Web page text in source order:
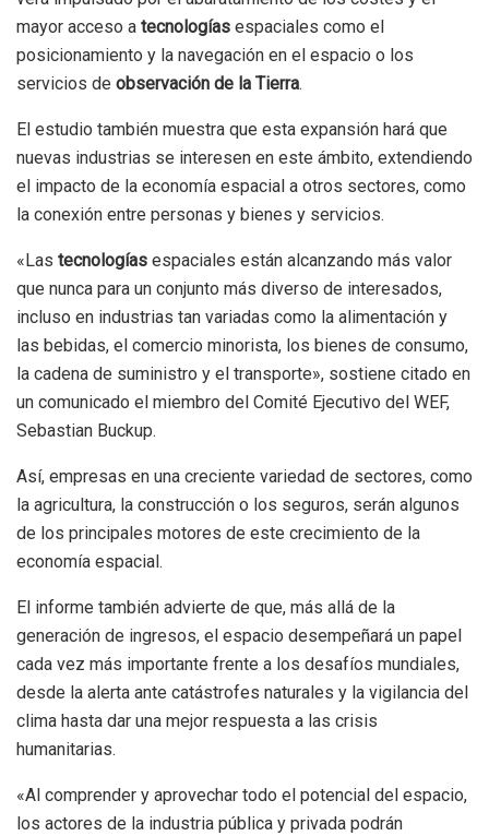
mayor acceso a tecnologías espaciales como el
posicionamiento y la navegación en el espacio o los
servicios de observación de la Tierra.
El estudio también muestra que esta expansión hará que
nuevas industrias se interesen en este ámbito, extendiendo
el impacto de la economía espacial a otros sectores, como
la conexión entre personas y bienes y servicios.
«Las tecnologías espaciales están alcanzando más valor
que nunca para un conjunto más diverso de interesados,
incluso en industrias tan variadas como la alimentación y
las bebidas, el comercio minorista, los bienes de consumo,
la cadena de suministro y el transporte», sostiene citado en
un comunicado el miembro del Comité Ejecutivo del WEF,
Sebastian Buckup.
Así, empresas en una creciente variedad de sectores, como
la agricultura, la construcción o los seguros, serán algunos
de los principales motores de este crecimiento de la
economía espacial.
El informe también advierte de que, más allá de la
generación de ingresos, el espacio desempeñará un papel
cada vez más importante frente a los desafíos mundiales,
desde la alerta ante catástrofes naturales y la vigilancia del
clima hasta dar una mejor respuesta a las crisis
humanitarias.
«Al comprender y aprovechar todo el potencial del espacio,
los actores de la industria pública y privada podrán